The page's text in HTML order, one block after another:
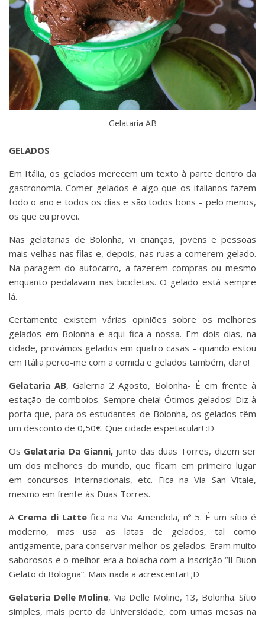
Gelataria AB
GELADOS
Em Itália, os gelados merecem um texto à parte dentro da
gastronomia. Comer gelados é algo que os italianos fazem
todo o ano e todos os dias e são todos bons – pelo menos,
os que eu provei.
Nas gelatarias de Bolonha, vi crianças, jovens e pessoas
mais velhas nas filas e, depois, nas ruas a comerem gelado.
Na paragem do autocarro, a fazerem compras ou mesmo
enquanto pedalavam nas bicicletas. O gelado está sempre
lá.
Certamente existem várias opiniões sobre os melhores
gelados em Bolonha e aqui fica a nossa. Em dois dias, na
cidade, provámos gelados em quatro casas – quando estou
em Itália perco-me com a comida e gelados também, claro!
Gelataria AB, Galerria 2 Agosto, Bolonha- É em frente à
estação de comboios. Sempre cheia! Ótimos gelados! Diz à
porta que, para os estudantes de Bolonha, os gelados têm
um desconto de 0,50€. Que cidade espetacular! :D
Os Gelataria Da Gianni, junto das duas Torres, dizem ser
um dos melhores do mundo, que ficam em primeiro lugar
em concursos internacionais, etc. Fica na Via San Vitale,
mesmo em frente às Duas Torres.
A Crema di Latte fica na Via Amendola, nº 5. É um sítio é
moderno, mas usa as latas de gelados, tal como
antigamente, para conservar melhor os gelados. Eram muito
saborosos e o melhor era a bolacha com a inscrição “Il Buon
Gelato di Bologna”. Mais nada a acrescentar! ;D
Gelateria Delle Moline, Via Delle Moline, 13, Bolonha. Sítio
simples, mais perto da Universidade, com umas mesas na